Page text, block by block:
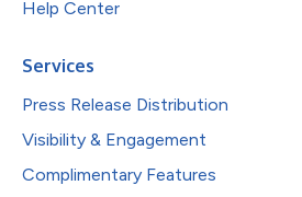
Help Center
Services
Press Release Distribution
Visibility & Engagement
Complimentary Features